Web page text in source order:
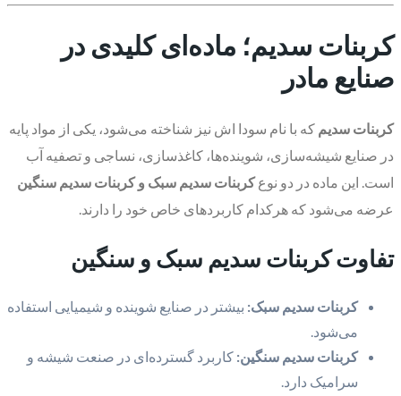
کربنات سدیم؛ ماده‌ای کلیدی در
صنایع مادر
کربنات سدیم که با نام سودا اش نیز شناخته می‌شود، یکی از مواد پایه
در صنایع شیشه‌سازی، شوینده‌ها، کاغذسازی، نساجی و تصفیه آب
است. این ماده در دو نوعکربنات سدیم سبک و کربنات سدیم سنگین
عرضه می‌شود که هرکدام کاربردهای خاص خود را دارند.
تفاوت کربنات سدیم سبک و سنگین
کربنات سدیم سبک: بیشتر در صنایع شوینده و شیمیایی استفاده
می‌شود.
کربنات سدیم سنگین: کاربرد گسترده‌ای در صنعت شیشه و
سرامیک دارد.